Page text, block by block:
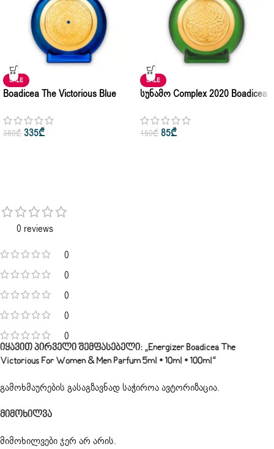
SALE
Boadicea The Victorious Blue
Parfum 5ml • 10ml • 100ml – 10ml
380₾ 335₾
SALE
Სუნამო Complex 2020 Boadicea
• 10ml • 100ml – 3ml
150₾ 85₾
0 reviews
0
0
0
0
0
Მიმოხილვა
მიმოხილვები ჯერ არ არის.
Იყავით Პირველი Შემფასებელი: „Energizer Boadicea The
Victorious For Women & Men Parfum 5ml • 10ml • 100ml“
გამოხმაურების გასაგზავნად საჭიროაავტორიზაცია.